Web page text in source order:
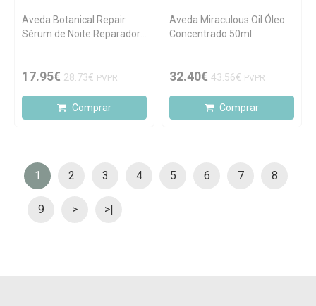
Aveda Botanical Repair
Sérum de Noite Reparador
17.95€ 28.73€ PVPR
Comprar
Aveda Miraculous Oil Óleo
Concentrado 50ml
32.40€ 43.56€ PVPR
Comprar
1 2 3 4 5 6 7 8
9 > >|